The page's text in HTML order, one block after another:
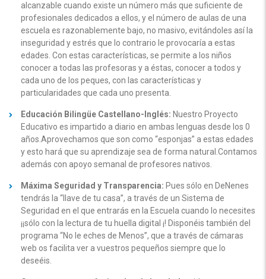
alcanzable cuando existe un número más que suficiente de
profesionales dedicados a ellos, y el número de aulas de una
escuela es razonablemente bajo, no masivo, evitándoles así la
inseguridad y estrés que lo contrario le provocaría a estas
edades. Con estas características, se permite a los niños
conocer a todas las profesoras y a éstas, conocer a todos y
cada uno de los peques, con las características y
particularidades que cada uno presenta.
Educación Bilingüe Castellano-Inglés: Nuestro Proyecto
Educativo es impartido a diario en ambas lenguas desde los 0
años.Aprovechamos que son como “esponjas” a estas edades
y esto hará que su aprendizaje sea de forma natural.Contamos
además con apoyo semanal de profesores nativos.
Máxima Seguridad y Transparencia: Pues sólo en DeNenes
tendrás la “llave de tu casa”, a través de un Sistema de
Seguridad en el que entrarás en la Escuela cuando lo necesites
¡¡sólo con la lectura de tu huella digital ¡! Disponéis también del
programa “No le eches de Menos”, que a través de cámaras
web os facilita ver a vuestros pequeños siempre que lo
deseéis.